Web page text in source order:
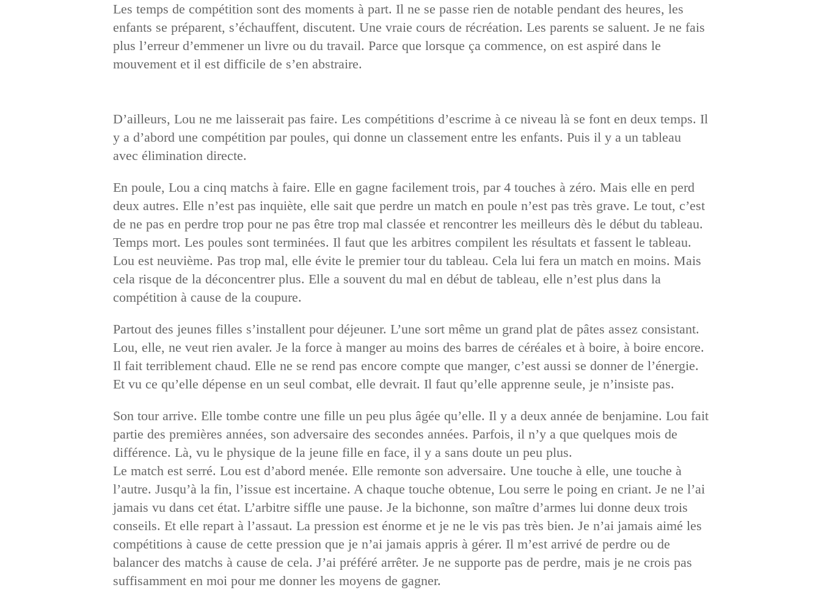
Les temps de compétition sont des moments à part. Il ne se passe rien de notable pendant des heures, les
enfants se préparent, s’échauffent, discutent. Une vraie cours de récréation. Les parents se saluent. Je ne fais
plus l’erreur d’emmener un livre ou du travail. Parce que lorsque ça commence, on est aspiré dans le
mouvement et il est difficile de s’en abstraire.
D’ailleurs, Lou ne me laisserait pas faire. Les compétitions d’escrime à ce niveau là se font en deux temps. Il
y a d’abord une compétition par poules, qui donne un classement entre les enfants. Puis il y a un tableau
avec élimination directe.
En poule, Lou a cinq matchs à faire. Elle en gagne facilement trois, par 4 touches à zéro. Mais elle en perd
deux autres. Elle n’est pas inquiète, elle sait que perdre un match en poule n’est pas très grave. Le tout, c’est
de ne pas en perdre trop pour ne pas être trop mal classée et rencontrer les meilleurs dès le début du tableau.
Temps mort. Les poules sont terminées. Il faut que les arbitres compilent les résultats et fassent le tableau.
Lou est neuvième. Pas trop mal, elle évite le premier tour du tableau. Cela lui fera un match en moins. Mais
cela risque de la déconcentrer plus. Elle a souvent du mal en début de tableau, elle n’est plus dans la
compétition à cause de la coupure.
Partout des jeunes filles s’installent pour déjeuner. L’une sort même un grand plat de pâtes assez consistant.
Lou, elle, ne veut rien avaler. Je la force à manger au moins des barres de céréales et à boire, à boire encore.
Il fait terriblement chaud. Elle ne se rend pas encore compte que manger, c’est aussi se donner de l’énergie.
Et vu ce qu’elle dépense en un seul combat, elle devrait. Il faut qu’elle apprenne seule, je n’insiste pas.
Son tour arrive. Elle tombe contre une fille un peu plus âgée qu’elle. Il y a deux année de benjamine. Lou fait
partie des premières années, son adversaire des secondes années. Parfois, il n’y a que quelques mois de
différence. Là, vu le physique de la jeune fille en face, il y a sans doute un peu plus.
Le match est serré. Lou est d’abord menée. Elle remonte son adversaire. Une touche à elle, une touche à
l’autre. Jusqu’à la fin, l’issue est incertaine. A chaque touche obtenue, Lou serre le poing en criant. Je ne l’ai
jamais vu dans cet état. L’arbitre siffle une pause. Je la bichonne, son maître d’armes lui donne deux trois
conseils. Et elle repart à l’assaut. La pression est énorme et je ne le vis pas très bien. Je n’ai jamais aimé les
compétitions à cause de cette pression que je n’ai jamais appris à gérer. Il m’est arrivé de perdre ou de
balancer des matchs à cause de cela. J’ai préféré arrêter. Je ne supporte pas de perdre, mais je ne crois pas
suffisamment en moi pour me donner les moyens de gagner.